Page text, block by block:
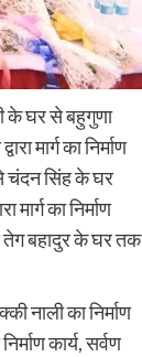
के घर से बहुगुणा
मार्ग का निर्माण
से चंदन सिंह के घर
का निर्माण
तेग बहादुर के घर तक
नाली का निर्माण
कार्य, सर्वण